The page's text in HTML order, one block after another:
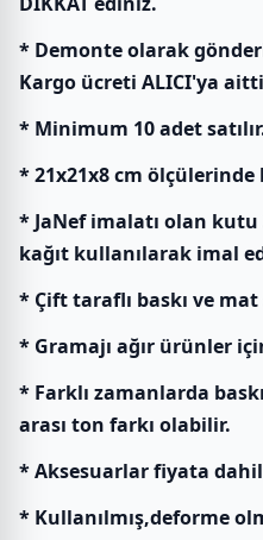
* Demonte olarak
Kargo ücreti ALICI'ya
* Minimum 10 adet
* 21x21x8 cm
* JaNef imalatı olan
kağıt kullanılarak imal
* Çift taraflı baskı ve mat
* Gramajı ağır ürünler
* Farklı zamanlarda
arası ton farkı olabilir.
* Aksesuarlar fiyata
* Kullanılmış,deforme